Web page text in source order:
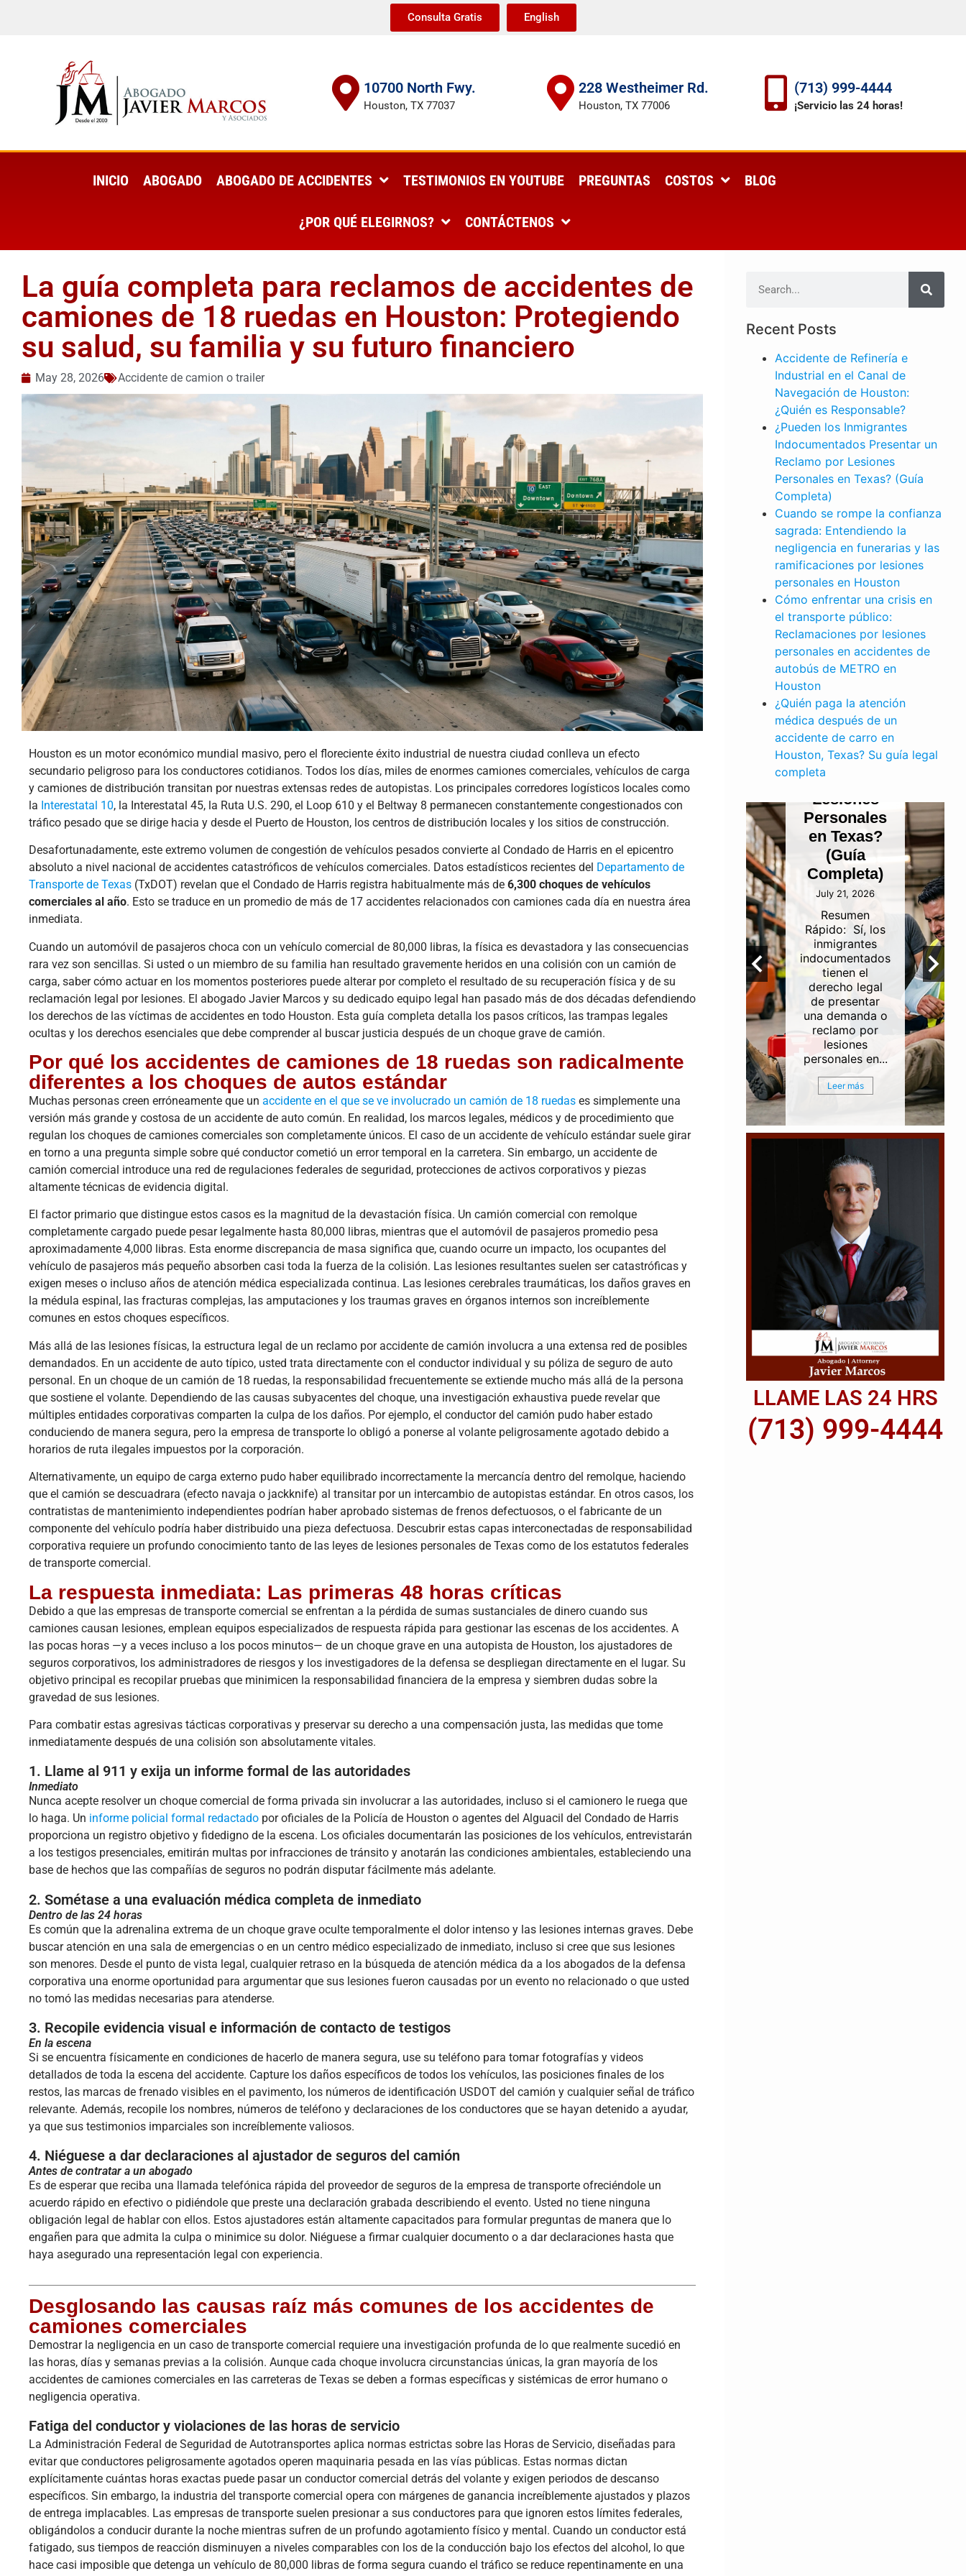
Consulta Gratis English
10700 North Fwy.
Houston, TX 77037
228 Westheimer Rd.
Houston, TX 77006
(713) 999-4444
¡Servicio las 24 horas!
INICIO ABOGADO ABOGADO DE ACCIDENTES TESTIMONIOS EN YOUTUBE PREGUNTAS COSTOS BLOG
¿POR QUÉ ELEGIRNOS? CONTÁCTENOS
La guía completa para reclamos de accidentes de
camiones de 18 ruedas en Houston: Protegiendo
su salud, su familia y su futuro financiero
May 28, 2026 Accidente de camion o trailer
Houston es un motor económico mundial masivo, pero el floreciente éxito industrial de nuestra ciudad conlleva un efecto
secundario peligroso para los conductores cotidianos. Todos los días, miles de enormes camiones comerciales, vehículos de carga
y camiones de distribución transitan por nuestras extensas redes de autopistas. Los principales corredores logísticos locales como
la Interestatal 10, la Interestatal 45, la Ruta U.S. 290, el Loop 610 y el Beltway 8 permanecen constantemente congestionados con
tráfico pesado que se dirige hacia y desde el Puerto de Houston, los centros de distribución locales y los sitios de construcción.
Desafortunadamente, este extremo volumen de congestión de vehículos pesados convierte al Condado de Harris en el epicentro
absoluto a nivel nacional de accidentes catastróficos de vehículos comerciales. Datos estadísticos recientes del Departamento de
Transporte de Texas (TxDOT) revelan que el Condado de Harris registra habitualmente más de 6,300 choques de vehículos
comerciales al año. Esto se traduce en un promedio de más de 17 accidentes relacionados con camiones cada día en nuestra área
inmediata.
Cuando un automóvil de pasajeros choca con un vehículo comercial de 80,000 libras, la física es devastadora y las consecuencias
rara vez son sencillas. Si usted o un miembro de su familia han resultado gravemente heridos en una colisión con un camión de
carga, saber cómo actuar en los momentos posteriores puede alterar por completo el resultado de su recuperación física y de su
reclamación legal por lesiones. El abogado Javier Marcos y su dedicado equipo legal han pasado más de dos décadas defendiendo
los derechos de las víctimas de accidentes en todo Houston. Esta guía completa detalla los pasos críticos, las trampas legales
ocultas y los derechos esenciales que debe comprender al buscar justicia después de un choque grave de camión.
Por qué los accidentes de camiones de 18 ruedas son radicalmente
diferentes a los choques de autos estándar
Muchas personas creen erróneamente que un accidente en el que se ve involucrado un camión de 18 ruedas es simplemente una
versión más grande y costosa de un accidente de auto común. En realidad, los marcos legales, médicos y de procedimiento que
regulan los choques de camiones comerciales son completamente únicos. El caso de un accidente de vehículo estándar suele girar
en torno a una pregunta simple sobre qué conductor cometió un error temporal en la carretera. Sin embargo, un accidente de
camión comercial introduce una red de regulaciones federales de seguridad, protecciones de activos corporativos y piezas
altamente técnicas de evidencia digital.
El factor primario que distingue estos casos es la magnitud de la devastación física. Un camión comercial con remolque
completamente cargado puede pesar legalmente hasta 80,000 libras, mientras que el automóvil de pasajeros promedio pesa
aproximadamente 4,000 libras. Esta enorme discrepancia de masa significa que, cuando ocurre un impacto, los ocupantes del
vehículo de pasajeros más pequeño absorben casi toda la fuerza de la colisión. Las lesiones resultantes suelen ser catastróficas y
exigen meses o incluso años de atención médica especializada continua. Las lesiones cerebrales traumáticas, los daños graves en
la médula espinal, las fracturas complejas, las amputaciones y los traumas graves en órganos internos son increíblemente
comunes en estos choques específicos.
Más allá de las lesiones físicas, la estructura legal de un reclamo por accidente de camión involucra a una extensa red de posibles
demandados. En un accidente de auto típico, usted trata directamente con el conductor individual y su póliza de seguro de auto
personal. En un choque de un camión de 18 ruedas, la responsabilidad frecuentemente se extiende mucho más allá de la persona
que sostiene el volante. Dependiendo de las causas subyacentes del choque, una investigación exhaustiva puede revelar que
múltiples entidades corporativas comparten la culpa de los daños. Por ejemplo, el conductor del camión pudo haber estado
conduciendo de manera segura, pero la empresa de transporte lo obligó a ponerse al volante peligrosamente agotado debido a
horarios de ruta ilegales impuestos por la corporación.
Alternativamente, un equipo de carga externo pudo haber equilibrado incorrectamente la mercancía dentro del remolque, haciendo
que el camión se descuadrara (efecto navaja o jackknife) al transitar por un intercambio de autopistas estándar. En otros casos, los
contratistas de mantenimiento independientes podrían haber aprobado sistemas de frenos defectuosos, o el fabricante de un
componente del vehículo podría haber distribuido una pieza defectuosa. Descubrir estas capas interconectadas de responsabilidad
corporativa requiere un profundo conocimiento tanto de las leyes de lesiones personales de Texas como de los estatutos federales
de transporte comercial.
La respuesta inmediata: Las primeras 48 horas críticas
Debido a que las empresas de transporte comercial se enfrentan a la pérdida de sumas sustanciales de dinero cuando sus
camiones causan lesiones, emplean equipos especializados de respuesta rápida para gestionar las escenas de los accidentes. A
las pocas horas —y a veces incluso a los pocos minutos— de un choque grave en una autopista de Houston, los ajustadores de
seguros corporativos, los administradores de riesgos y los investigadores de la defensa se despliegan directamente en el lugar. Su
objetivo principal es recopilar pruebas que minimicen la responsabilidad financiera de la empresa y siembren dudas sobre la
gravedad de sus lesiones.
Para combatir estas agresivas tácticas corporativas y preservar su derecho a una compensación justa, las medidas que tome
inmediatamente después de una colisión son absolutamente vitales.
1. Llame al 911 y exija un informe formal de las autoridades
Inmediato
Nunca acepte resolver un choque comercial de forma privada sin involucrar a las autoridades, incluso si el camionero le ruega que
lo haga. Un informe policial formal redactado por oficiales de la Policía de Houston o agentes del Alguacil del Condado de Harris
proporciona un registro objetivo y fidedigno de la escena. Los oficiales documentarán las posiciones de los vehículos, entrevistarán
a los testigos presenciales, emitirán multas por infracciones de tránsito y anotarán las condiciones ambientales, estableciendo una
base de hechos que las compañías de seguros no podrán disputar fácilmente más adelante.
2. Sométase a una evaluación médica completa de inmediato
Dentro de las 24 horas
Es común que la adrenalina extrema de un choque grave oculte temporalmente el dolor intenso y las lesiones internas graves. Debe
buscar atención en una sala de emergencias o en un centro médico especializado de inmediato, incluso si cree que sus lesiones
son menores. Desde el punto de vista legal, cualquier retraso en la búsqueda de atención médica da a los abogados de la defensa
corporativa una enorme oportunidad para argumentar que sus lesiones fueron causadas por un evento no relacionado o que usted
no tomó las medidas necesarias para atenderse.
3. Recopile evidencia visual e información de contacto de testigos
En la escena
Si se encuentra físicamente en condiciones de hacerlo de manera segura, use su teléfono para tomar fotografías y videos
detallados de toda la escena del accidente. Capture los daños específicos de todos los vehículos, las posiciones finales de los
restos, las marcas de frenado visibles en el pavimento, los números de identificación USDOT del camión y cualquier señal de tráfico
relevante. Además, recopile los nombres, números de teléfono y declaraciones de los conductores que se hayan detenido a ayudar,
ya que sus testimonios imparciales son increíblemente valiosos.
4. Niéguese a dar declaraciones al ajustador de seguros del camión
Antes de contratar a un abogado
Es de esperar que reciba una llamada telefónica rápida del proveedor de seguros de la empresa de transporte ofreciéndole un
acuerdo rápido en efectivo o pidiéndole que preste una declaración grabada describiendo el evento. Usted no tiene ninguna
obligación legal de hablar con ellos. Estos ajustadores están altamente capacitados para formular preguntas de manera que lo
engañen para que admita la culpa o minimice su dolor. Niéguese a firmar cualquier documento o a dar declaraciones hasta que
haya asegurado una representación legal con experiencia.
Desglosando las causas raíz más comunes de los accidentes de
camiones comerciales
Demostrar la negligencia en un caso de transporte comercial requiere una investigación profunda de lo que realmente sucedió en
las horas, días y semanas previas a la colisión. Aunque cada choque involucra circunstancias únicas, la gran mayoría de los
accidentes de camiones comerciales en las carreteras de Texas se deben a formas específicas y sistémicas de error humano o
negligencia operativa.
Fatiga del conductor y violaciones de las horas de servicio
La Administración Federal de Seguridad de Autotransportes aplica normas estrictas sobre las Horas de Servicio, diseñadas para
evitar que conductores peligrosamente agotados operen maquinaria pesada en las vías públicas. Estas normas dictan
explícitamente cuántas horas exactas puede pasar un conductor comercial detrás del volante y exigen periodos de descanso
específicos. Sin embargo, la industria del transporte comercial opera con márgenes de ganancia increíblemente ajustados y plazos
de entrega implacables. Las empresas de transporte suelen presionar a sus conductores para que ignoren estos límites federales,
obligándolos a conducir durante la noche mientras sufren de un profundo agotamiento físico y mental. Cuando un conductor está
fatigado, sus tiempos de reacción disminuyen a niveles comparables con los de la conducción bajo los efectos del alcohol, lo que
hace casi imposible que detenga un vehículo de 80,000 libras de forma segura cuando el tráfico se reduce repentinamente en una
Recent Posts
Accidente de Refinería e
Industrial en el Canal de
Navegación de Houston:
¿Quién es Responsable?
¿Pueden los Inmigrantes
Indocumentados Presentar un
Reclamo por Lesiones
Personales en Texas? (Guía
Completa)
Cuando se rompe la confianza
sagrada: Entendiendo la
negligencia en funerarias y las
ramificaciones por lesiones
personales en Houston
Cómo enfrentar una crisis en
el transporte público:
Reclamaciones por lesiones
personales en accidentes de
autobús de METRO en
Houston
¿Quién paga la atención
médica después de un
accidente de carro en
Houston, Texas? Su guía legal
completa
ACCIDENTE DE
CAMION O TRAILER
La
Actualización
de la
FMCSA
2026: Cómo
Verificación
Digital
Afecta su
Reclamo
Accidente
de Camión
los litigios en el
transporte de
carga comercial
está
experimentando
una
transformación
en...
Leer más
ACCIDENTE TRABAJO
Accidente
e Industrial
en el Canal
de
Navegación
¿Quién es
Responsable?
responsabilidad
en los
accidentes de
refinerías e
industrias a lo
largo del Canal
(Houston...
¿Pueden
Inmigrantes
Indocumentados
Presentar
un Reclamo
Lesiones
Personales
en Texas?
(Guía
Completa)
July 21, 2026
Resumen
Rápido: Sí, los
inmigrantes
indocumentados
tienen el
derecho legal
de presentar
una demanda o
reclamo por
lesiones
personales en...
Leer más
LLAME LAS 24 HRS
(713) 999-4444